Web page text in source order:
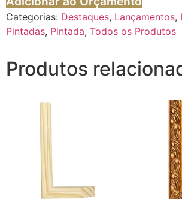
Categorias: Destaques, Lançamentos,
Pintadas, Pintada, Todos os Produtos
Produtos